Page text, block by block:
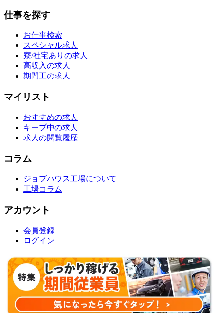
仕事を探す
お仕事検索
スペシャル求人
寮/社宅ありの求人
高収入の求人
期間工の求人
マイリスト
おすすめの求人
キープ中の求人
求人の閲覧履歴
コラム
ジョブハウス工場について
工場コラム
アカウント
会員登録
ログイン